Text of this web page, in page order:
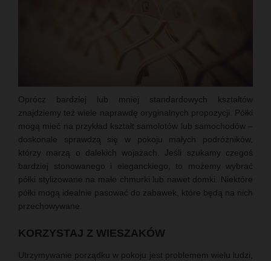
Oprócz bardziej lub mniej standardowych kształtów
znajdziemy też wiele naprawdę oryginalnych propozycji. Półki
mogą mieć na przykład kształt samolotów lub samochodów –
doskonale sprawdzą się w pokoju małych podróżników,
którzy marzą o dalekich wojażach. Jeśli szukamy czegoś
bardziej stonowanego i eleganckiego, to możemy wybrać
półki stylizowane na małe chmurki lub nawet domki. Niektóre
półki mogą idealnie pasować do zabawek, które będą na nich
przechowywane.
KORZYSTAJ Z WIESZAKÓW
Utrzymywanie porządku w pokoju jest problemem wielu ludzi,